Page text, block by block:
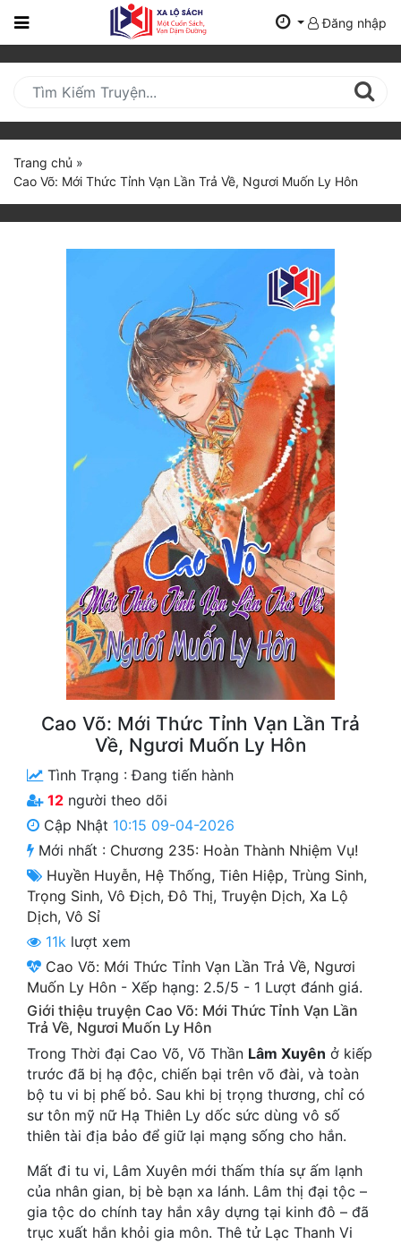
Trang
Mới
Cập
Nhật
(current)
Truyện Nhập Môn
Truyện ngắn
Cổ Tiên Hiệp
Du Hí
Dã Sử
Dị Giới
Dị Năng
Gia Đấu
Góc Nhìn Nam
Góc Nhìn Nữ
Huyền Huyễn
Huyền Nghi
Huyền Ảo
Hài Hước
Đăng nhập
Trang chủ »
Cao Võ: Mới Thức Tỉnh Vạn Lần Trả Về, Ngươi Muốn Ly Hôn
Cao Võ: Mới Thức Tỉnh Vạn Lần Trả
Về, Ngươi Muốn Ly Hôn
Tình Trạng :Đang tiến hành
12 người theo dõi
Cập Nhật 10:15 09-04-2026
Mới nhất : Chương 235: Hoàn Thành Nhiệm Vụ!
Huyền Huyễn, Hệ Thống, Tiên Hiệp, Trùng Sinh,
Trọng Sinh, Vô Địch,Đô Thị, Truyện Dịch, Xa Lộ
Dịch, Vô Sỉ
11k lượt xem
Cao Võ: Mới Thức Tỉnh Vạn Lần Trả Về, Ngươi
Muốn Ly Hôn - Xếp hạng: 2.5/5 - 1 Lượt đánh giá.
Giới thiệu truyện Cao Võ: Mới Thức Tỉnh Vạn Lần
Trả Về, Ngươi Muốn Ly Hôn
Trong Thời đại Cao Võ, Võ Thần Lâm Xuyên ở kiếp
trước đã bị hạ độc, chiến bại trên võ đài, và toàn
bộ tu vi bị phế bỏ. Sau khi bị trọng thương, chỉ có
sư tôn mỹ nữ Hạ Thiên Ly dốc sức dùng vô số
thiên tài địa bảo để giữ lại mạng sống cho hắn.
Mất đi tu vi, Lâm Xuyên mới thấm thía sự ấm lạnh
của nhân gian, bị bè bạn xa lánh. Lâm thị đại tộc –
gia tộc do chính tay hắn xây dựng tại kinh đô – đã
trục xuất hắn khỏi gia môn. Thê tử Lạc Thanh Vi